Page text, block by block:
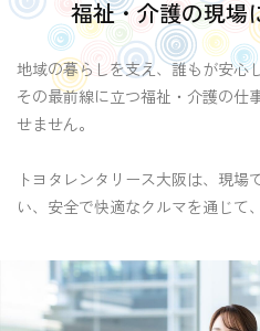
福祉・介護の現場
地域の暮らしを支え、誰もが安心
その最前線に立つ福祉・介護の仕
せません。
トヨタレンタリース大阪は、現
い、安全で快適なクルマを通じて